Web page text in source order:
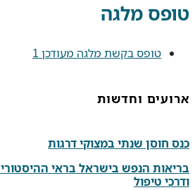
טופס מלגה
טופס בקשת מלגה מעודכן 1
ארועים וחדשות
כנס חוסן שנתי במצוקי דרגות
בריאות הנפש בישראל בראי
ודרכי טיפול